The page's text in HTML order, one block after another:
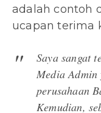
adalah contoh
ucapan terima
Saya sangat
Media
perusahaan
Kemudian,